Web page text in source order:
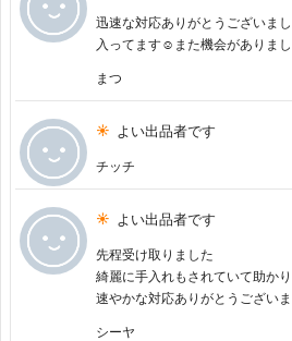
迅速な対応ありがとうございま
入ってます☺️また機会がありま
まつ
よい出品者です
チッチ
よい出品者です
先程受け取りました
綺麗に手入れもされていて助か
速やかな対応ありがとうござい
シーヤ